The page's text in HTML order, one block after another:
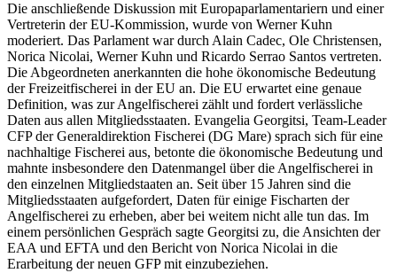
Die anschließende Diskussion mit Europaparlamentariern und einer
Vertreterin der EU-Kommission, wurde von Werner Kuhn
moderiert. Das Parlament war durch Alain Cadec, Ole Christensen,
Norica Nicolai, Werner Kuhn und Ricardo Serrao Santos vertreten.
Die Abgeordneten anerkannten die hohe ökonomische Bedeutung
der Freizeitfischerei in der EU an. Die EU erwartet eine genaue
Definition, was zur Angelfischerei zählt und fordert verlässliche
Daten aus allen Mitgliedsstaaten. Evangelia Georgitsi, Team-Leader
CFP der Generaldirektion Fischerei (DG Mare) sprach sich für eine
nachhaltige Fischerei aus, betonte die ökonomische Bedeutung und
mahnte insbesondere den Datenmangel über die Angelfischerei in
den einzelnen Mitgliedstaaten an. Seit über 15 Jahren sind die
Mitgliedsstaaten aufgefordert, Daten für einige Fischarten der
Angelfischerei zu erheben, aber bei weitem nicht alle tun das. Im
einem persönlichen Gespräch sagte Georgitsi zu, die Ansichten der
EAA und EFTA und den Bericht von Norica Nicolai in die
Erarbeitung der neuen GFP mit einzubeziehen.